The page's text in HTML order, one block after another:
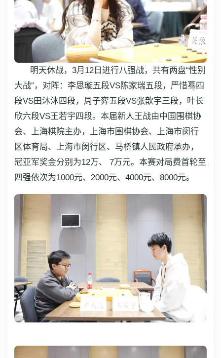
明天休战，3月12日进行八强战，共有两盘“性别
大战”，对阵：李思璇五段VS陈家瑞五段，严惜蓦四
段VS田沐沐四段，周子弈五段VS张歆宇三段，叶长
欣六段VS王若宇四段。本届新人王战由中国围棋协
会、上海棋院主办，上海市围棋协会、上海市闵行
区体育局、上海市闵行区、马桥镇人民政府承办，
冠亚军奖金分别为12万、 7万元。本赛对局费首轮至
四强依次为1000元、2000元、4000元、8000元。